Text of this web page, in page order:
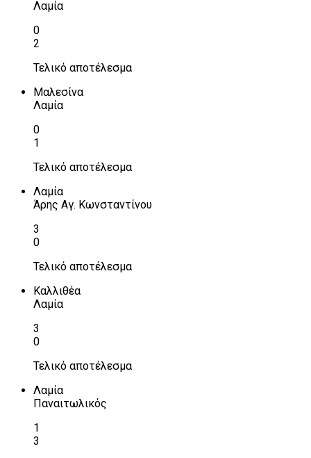
Λαμία
0
2
Τελικό αποτέλεσμα
Μαλεσίνα
Λαμία
0
1
Τελικό αποτέλεσμα
Λαμία
Άρης Αγ. Κωνσταντίνου
3
0
Τελικό αποτέλεσμα
Καλλιθέα
Λαμία
3
0
Τελικό αποτέλεσμα
Λαμία
Παναιτωλικός
1
3